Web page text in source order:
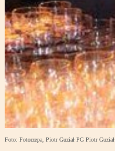
Foto: Fotorzepa, Piotr Guział PG Piotr Guział